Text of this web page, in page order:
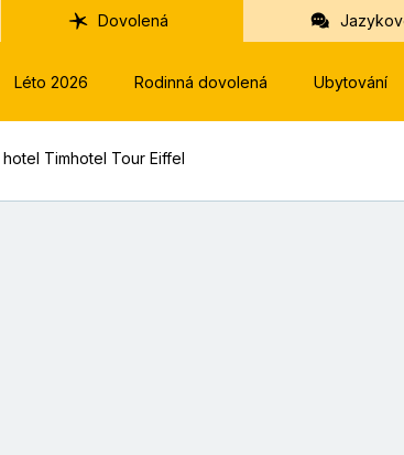
Dovolená
Léto 2026 Rodinná dovolená Ubytování
hotel Timhotel Tour Eiffel